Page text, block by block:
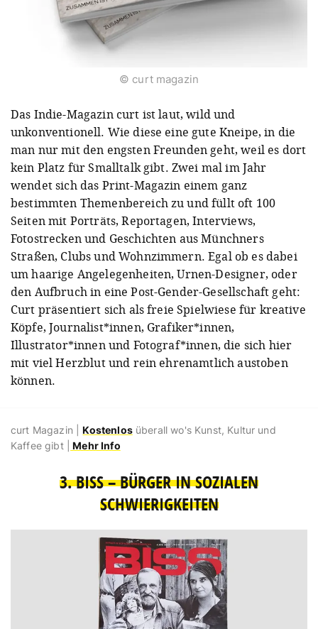
© curt magazin
Das Indie-Magazin curt ist laut, wild und
unkonventionell. Wie diese eine gute Kneipe, in die
man nur mit den engsten Freunden geht, weil es dort
kein Platz für Smalltalk gibt. Zwei mal im Jahr
wendet sich das Print-Magazin einem ganz
bestimmten Themenbereich zu und füllt oft 100
Seiten mit Porträts, Reportagen, Interviews,
Fotostrecken und Geschichten aus Münchners
Straßen, Clubs und Wohnzimmern. Egal ob es dabei
um haarige Angelegenheiten, Urnen-Designer, oder
den Aufbruch in eine Post-Gender-Gesellschaft geht:
Curt präsentiert sich als freie Spielwiese für kreative
Köpfe, Journalist*innen, Grafiker*innen,
Illustrator*innen und Fotograf*innen, die sich hier
mit viel Herzblut und rein ehrenamtlich austoben
können.
curt Magazin |Kostenlosüberall wo's Kunst, Kultur und
Kaffee gibt |
Mehr Info
3. BISS – BÜRGER IN SOZIALEN
SCHWIERIGKEITEN